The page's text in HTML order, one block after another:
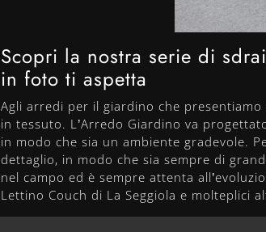
Scopri la nostra serie di
in foto ti aspetta
Agli arredi per il giardino che
in tessuto. L’Arredo Giardino va
in modo che sia un ambiente gradevole.
dettaglio, in modo che sia sempre di
nel campo ed è sempre attenta
Lettino Couch di La Seggiola e molteplici